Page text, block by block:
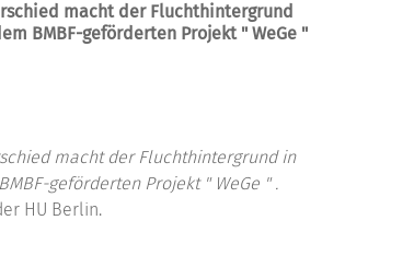
macht der Fluchthintergrund
BMBF-geförderten Projekt " WeGe "
macht der Fluchthintergrund in
geförderten Projekt " WeGe " .
HU Berlin.